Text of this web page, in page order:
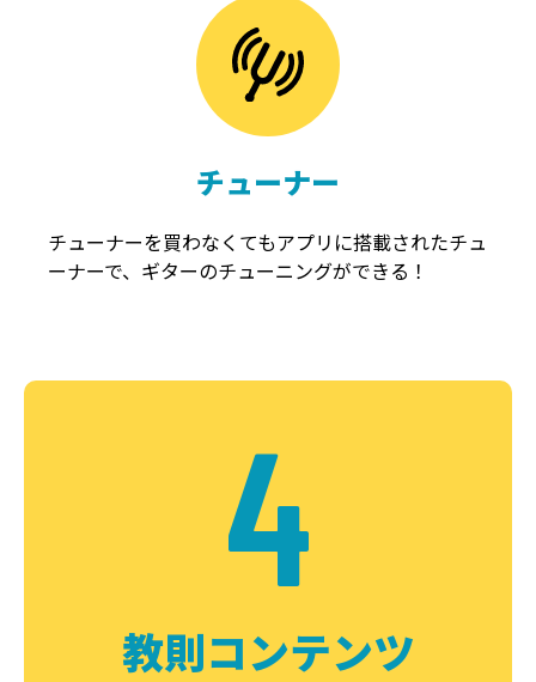
チューナー
チューナーを買わなくてもアプリに搭載されたチュ
ーナーで、ギターのチューニングができる！
4
教則コンテンツ